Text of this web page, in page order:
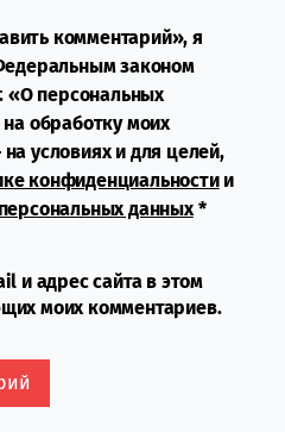
комментарий», я
законом
«О персональных
обработку моих
условиях и для целей,
конфиденциальностии
данных*
и адрес сайта в этом
моих комментариев.